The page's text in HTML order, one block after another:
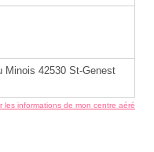
Minois 42530 St-Genest
les informations de mon centre aéré